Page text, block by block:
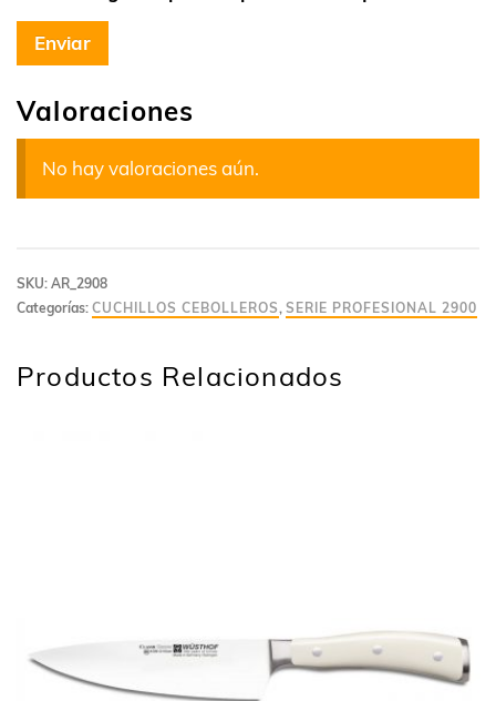
Valoraciones
No hay valoraciones aún.
SKU: AR_2908
Categorías: CUCHILLOS CEBOLLEROS, SERIE PROFESIONAL 2900
Productos Relacionados